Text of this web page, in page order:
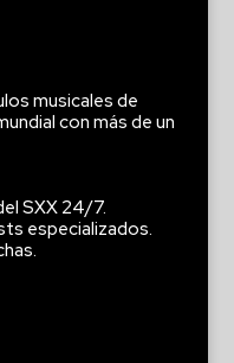
musicales de
con más de un
SXX 24/7.
especializados.